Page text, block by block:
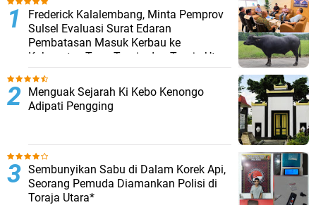
Frederick Kalalembang, Minta Pemprov
Sulsel Evaluasi Surat Edaran
Pembatasan Masuk Kerbau ke
Kabupaten Tana Toraja dan Toraja Utara
Menguak Sejarah Ki Kebo Kenongo
Adipati Pengging
Sembunyikan Sabu di Dalam Korek Api,
Seorang Pemuda Diamankan Polisi di
Toraja Utara*